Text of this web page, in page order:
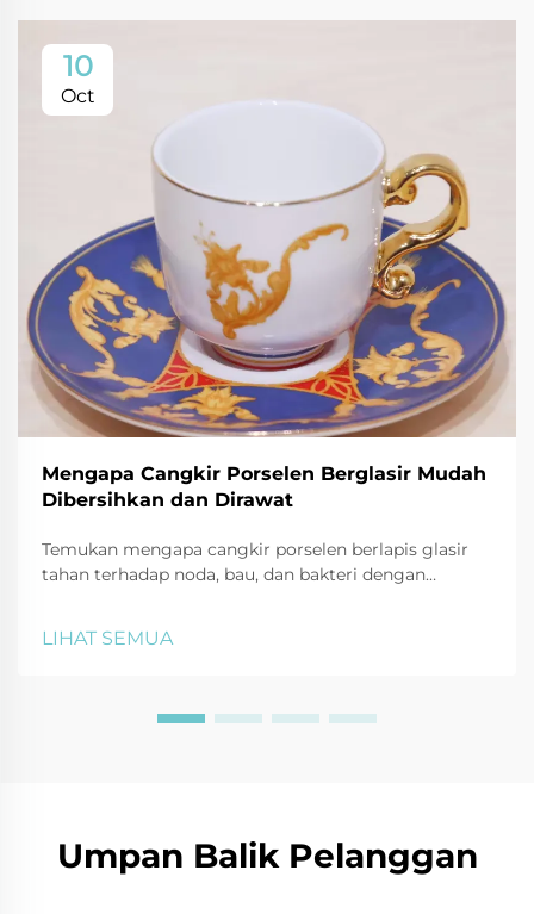
10
Oct
Mengapa Cangkir Porselen Berglasir Mudah
Dibersihkan dan Dirawat
Temukan mengapa cangkir porselen berlapis glasir
tahan terhadap noda, bau, dan bakteri dengan
dan lainnya. Jaga cangkir tetap seperti baru—klik
LIHAT SEMUA
Umpan Balik Pelanggan